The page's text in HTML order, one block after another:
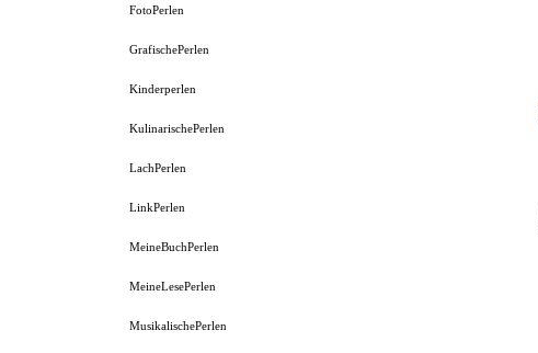
FotoPerlen
GrafischePerlen
Kinderperlen
KulinarischePerlen
LachPerlen
LinkPerlen
MeineBuchPerlen
MeineLesePerlen
MusikalischePerlen